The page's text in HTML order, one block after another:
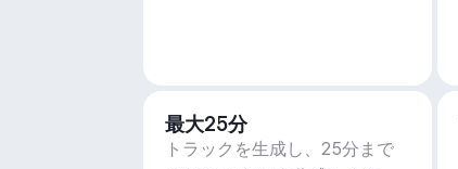
最大25分
トラックを生成し、25分まで